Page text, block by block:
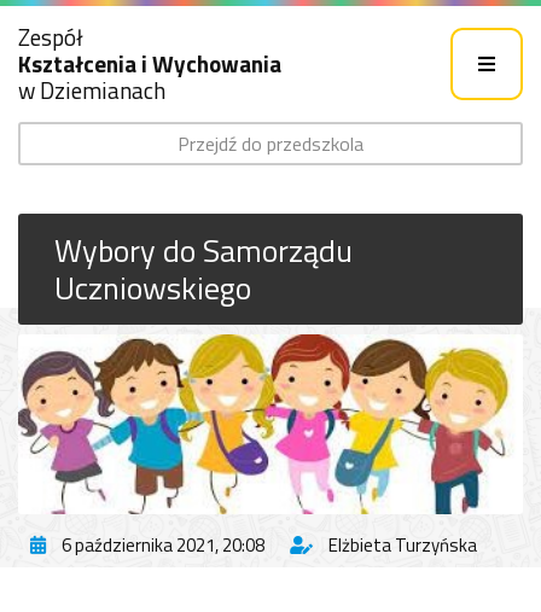
Zespół
Kształcenia i Wychowania
w Dziemianach
Przejdź do przedszkola
Wybory do Samorządu
Uczniowskiego
6 października 2021, 20:08 Elżbieta Turzyńska